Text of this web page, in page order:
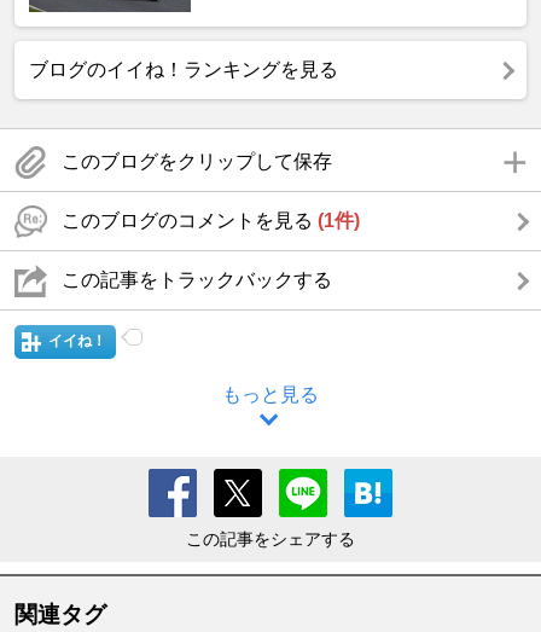
ブログのイイね！ランキングを見る
このブログをクリップして保存
このブログのコメントを見る (1件)
この記事をトラックバックする
イイね！
もっと見る
この記事をシェアする
関連タグ